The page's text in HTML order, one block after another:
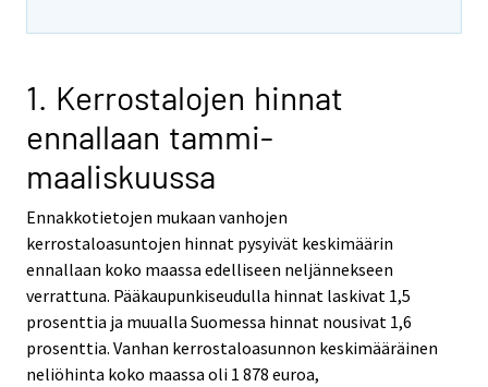
1. Kerrostalojen hinnat
ennallaan tammi-
maaliskuussa
Ennakkotietojen mukaan vanhojen
kerrostaloasuntojen hinnat pysyivät keskimäärin
ennallaan koko maassa edelliseen neljännekseen
verrattuna. Pääkaupunkiseudulla hinnat laskivat 1,5
prosenttia ja muualla Suomessa hinnat nousivat 1,6
prosenttia. Vanhan kerrostaloasunnon keskimääräinen
neliöhinta koko maassa oli 1 878 euroa,